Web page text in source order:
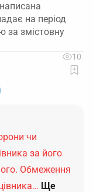
на період
за змістовну
10
чи
за його
Обмеження
Ще